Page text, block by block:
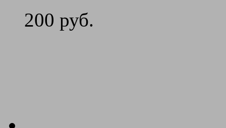
200 руб.